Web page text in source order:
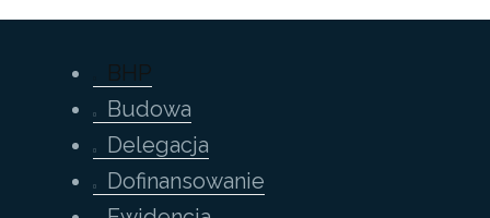
BHP
Budowa
Delegacja
Dofinansowanie